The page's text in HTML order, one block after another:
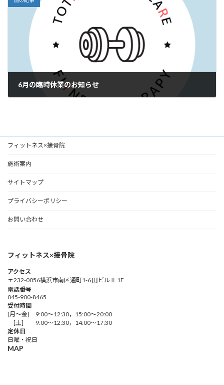
6月の臨時休業のお知らせ
フィットネス×接骨院
施術案内
サイトマップ
プライバシーポリシー
お問い合わせ
フィットネス×接骨院
アクセス
〒232-0056横浜市南区通町1-6 田ビルⅡ 1F
電話番号
045-900-8465
受付時間
[月～金] 9:00～12:30，15:00～20:00
[土] 9:00～12:30，14:00～17:30
定休日
日曜・祝日
MAP